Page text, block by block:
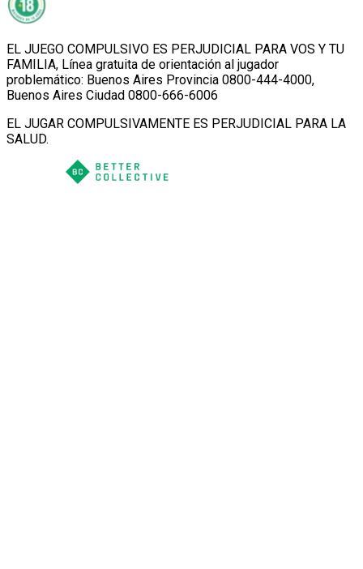
EL JUEGO COMPULSIVO ES PERJUDICIAL PARA VOS Y TU
FAMILIA, Línea gratuita de orientación al jugador
problemático: Buenos Aires Provincia 0800-444-4000,
Buenos Aires Ciudad 0800-666-6006
EL JUGAR COMPULSIVAMENTE ES PERJUDICIAL PARA LA
SALUD.